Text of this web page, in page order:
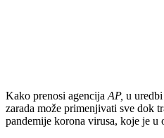
Kako prenosi agencija AP, u uredbi
zarada može primenjivati sve dok
pandemije korona virusa, koje je u